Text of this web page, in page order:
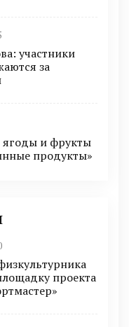
участники
за
и фрукты
продукты»
проекта